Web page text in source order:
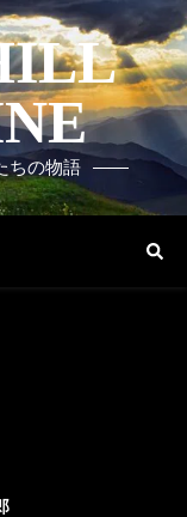
ちの物語